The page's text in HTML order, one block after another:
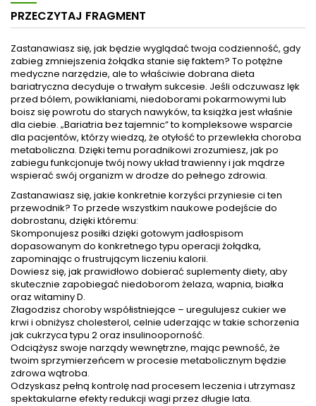
PRZECZYTAJ FRAGMENT
Zastanawiasz się, jak będzie wyglądać twoja codzienność, gdy
zabieg zmniejszenia żołądka stanie się faktem? To potężne
medyczne narzędzie, ale to właściwie dobrana dieta
bariatryczna decyduje o trwałym sukcesie. Jeśli odczuwasz lęk
przed bólem, powikłaniami, niedoborami pokarmowymi lub
boisz się powrotu do starych nawyków, ta książka jest właśnie
dla ciebie. „Bariatria bez tajemnic” to kompleksowe wsparcie
dla pacjentów, którzy wiedzą, że otyłość to przewlekła choroba
metaboliczna. Dzięki temu poradnikowi zrozumiesz, jak po
zabiegu funkcjonuje twój nowy układ trawienny i jak mądrze
wspierać swój organizm w drodze do pełnego zdrowia.
Zastanawiasz się, jakie konkretnie korzyści przyniesie ci ten
przewodnik? To przede wszystkim naukowe podejście do
dobrostanu, dzięki któremu:
Skomponujesz posiłki dzięki gotowym jadłospisom
dopasowanym do konkretnego typu operacji żołądka,
zapominając o frustrującym liczeniu kalorii.
Dowiesz się, jak prawidłowo dobierać suplementy diety, aby
skutecznie zapobiegać niedoborom żelaza, wapnia, białka
oraz witaminy D.
Złagodzisz choroby współistniejące – uregulujesz cukier we
krwi i obniżysz cholesterol, celnie uderzając w takie schorzenia
jak cukrzyca typu 2 oraz insulinooporność.
Odciążysz swoje narządy wewnętrzne, mając pewność, że
twoim sprzymierzeńcem w procesie metabolicznym będzie
zdrowa wątroba.
Odzyskasz pełną kontrolę nad procesem leczenia i utrzymasz
spektakularne efekty redukcji wagi przez długie lata.